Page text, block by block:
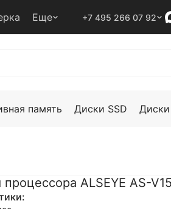
Еще +7 495 266 07 92
память Диски SSD
процессора ALSEYE AS-V15